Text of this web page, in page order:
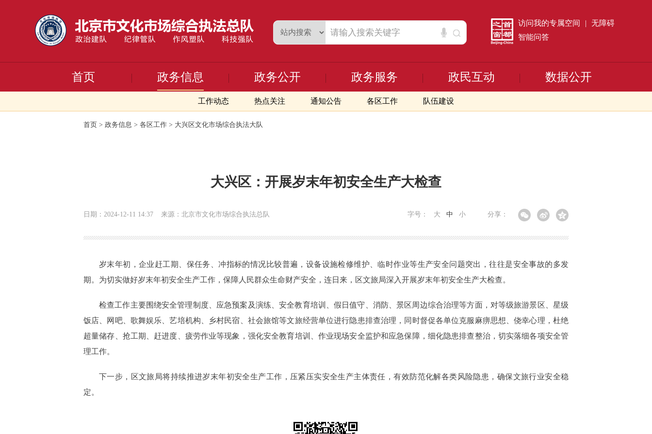
访问我的专属空间 |
无障碍
智能问答
首页 政务信息
工作动态 热点关注 通知公告 各区工作 队伍建设
政务公开 政务服务 政民互动 数据公开
首页 > 政务信息 > 各区工作 > 大兴区文化市场综合执法大队
大兴区：开展岁末年初安全生产大检查
日期：2024-12-11 14:37 来源：北京市文化市场综合执法总队 分享：
字号： 大 中 小
岁末年初，企业赶工期、保任务、冲指标的情况比较普遍，设备设施检修维护、临时作业等生产安全问题突出，往往是安全事故的多发
期。为切实做好岁末年初安全生产工作，保障人民群众生命财产安全，连日来，区文旅局深入开展岁末年初安全生产大检查。
检查工作主要围绕安全管理制度、应急预案及演练、安全教育培训、假日值守、消防、景区周边综合治理等方面，对等级旅游景区、星级
饭店、网吧、歌舞娱乐、艺培机构、乡村民宿、社会旅馆等文旅经营单位进行隐患排查治理，同时督促各单位克服麻痹思想、侥幸心理，杜绝
超量储存、抢工期、赶进度、疲劳作业等现象，强化安全教育培训、作业现场安全监护和应急保障，细化隐患排查整治，切实落细各项安全管
理工作。
下一步，区文旅局将持续推进岁末年初安全生产工作，压紧压实安全生产主体责任，有效防范化解各类风险隐患，确保文旅行业安全稳
定。